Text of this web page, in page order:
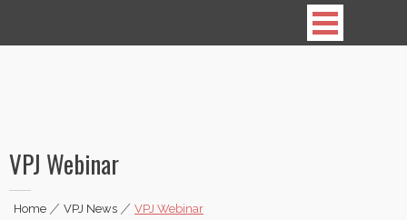
Vietnamese Professionals in Japan
VPJ Webinar
Home|VPJ News|VPJ Webinar